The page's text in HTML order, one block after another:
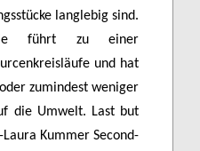
langlebig sind.
führt zu einer
und hat
zumindest weniger
die Umwelt. Last but
Kummer Second-